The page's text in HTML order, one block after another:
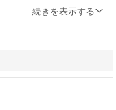
すい。
ギー：18kcal、たんぱく
当量：0.01g / 遊離必須
続きを表示する